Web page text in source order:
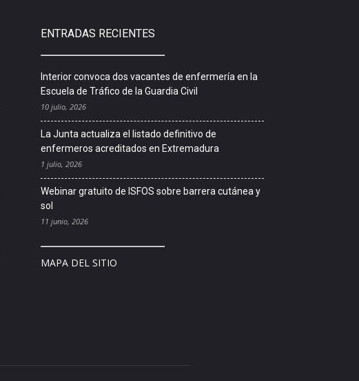
ENTRADAS RECIENTES
Interior convoca dos vacantes de enfermería en la
Escuela de Tráfico de la Guardia Civil
10 julio, 2026
La Junta actualiza el listado definitivo de
enfermeros acreditados en Extremadura
1 julio, 2026
Webinar gratuito de ISFOS sobre barrera cutánea y
sol
11 junio, 2026
MAPA DEL SITIO